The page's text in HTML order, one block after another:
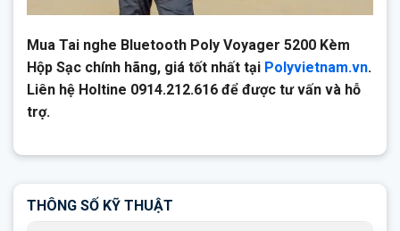
Mua Tai nghe Bluetooth Poly Voyager 5200 Kèm
Hộp Sạc chính hãng, giá tốt nhất tại Polyvietnam.vn.
Liên hệ Holtine 0914.212.616 để được tư vấn và hỗ
trợ.
THÔNG SỐ KỸ THUẬT